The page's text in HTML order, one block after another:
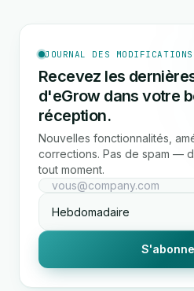
JOURNAL DES
Recevez les
d'eGrow dans votre
réception.
Nouvelles fonctionnalités,
corrections. Pas de spam —
tout moment.